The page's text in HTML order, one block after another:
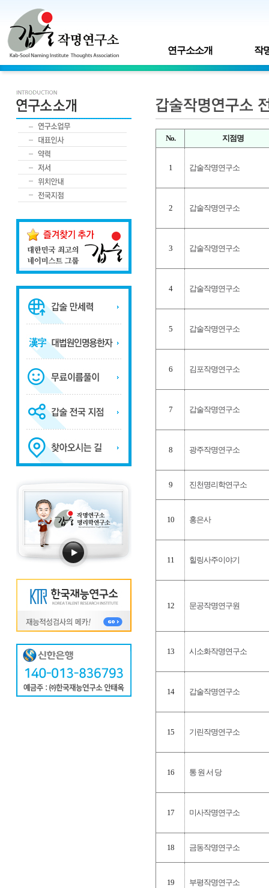
연구소소개 작
No. 지점명
1 갑술작명연구소
2 갑술작명연구소
3 갑술작명연구소
4 갑술작명연구소
5 갑술작명연구소
6 김포작명연구소
7 갑술작명연구소
8 광주작명연구소
9 진천명리학연구소
10 홍은사
11 힐링사주이야기
12 문공작명연구원
13 시소화작명연구소
14 갑술작명연구소
15 기린작명연구소
16 통 원 서 당
17 미사작명연구소
18 금동작명연구소
19 부평작명연구소